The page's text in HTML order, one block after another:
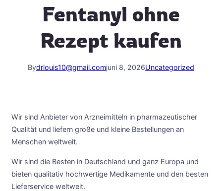
Fentanyl ohne
Rezept kaufen
Bydrlouis10@gmail.comjuni 8, 2026Uncategorized
Wir sind Anbieter von Arzneimitteln in pharmazeutischer
Qualität und liefern große und kleine Bestellungen an
Menschen weltweit.
Wir sind die Besten in Deutschland und ganz Europa und
bieten qualitativ hochwertige Medikamente und den besten
Lieferservice weltweit.